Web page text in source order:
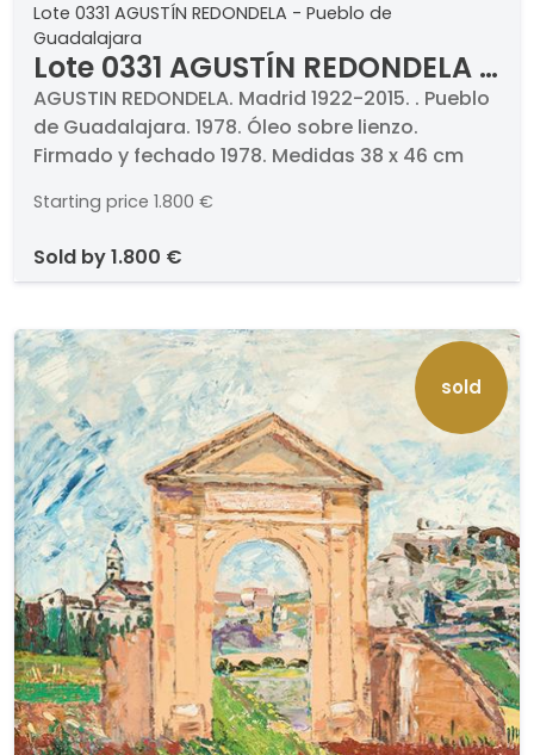
Lote 0331 AGUSTÍN REDONDELA - Pueblo de
Guadalajara
Lote 0331 AGUSTÍN REDONDELA -
Pueblo de Guadalajara
AGUSTIN REDONDELA. Madrid 1922-2015. . Pueblo
de Guadalajara. 1978. Óleo sobre lienzo.
Firmado y fechado 1978. Medidas 38 x 46 cm
Starting price 1.800 €
sold by1.800 €
sold